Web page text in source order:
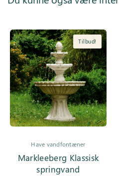
Tilbud!
Have vandfontæner
Markleeberg Klassisk
springvand